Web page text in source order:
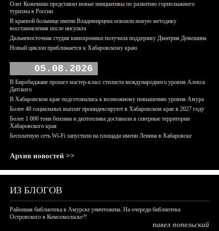
Олег Кожемяко представил новые инициативы по развитию горнолыжного
туризма в России
В краевой больнице имени Владимирцева освоили новую методику
восстановления после инсульта
Дальневосточная студия кинохроники получила поддержку Дмитрия Демешина
Новый циклон приближается к Хабаровскому краю
05.08.2026
В Биробиджане прошел мастер-класс стилиста международного уровня Алекса
Датского
В Хабаровском крае подготовились к возможному повышению уровня Амура
Более 40 социальных выплат проиндексируют в Хабаровском крае в 2027 году
Более 1 000 тонн бензина и дизтоплива доставили в северные территории
Хабаровского края
Бесплатную сеть Wi-Fi запустили на площади имени Ленина в Хабаровске
Архив новостей >>
ИЗ БЛОГОВ
Районная библиотека в Амурске уничтожена. На очереди библиотека
Островского в Комсомольске?!
павел попельский